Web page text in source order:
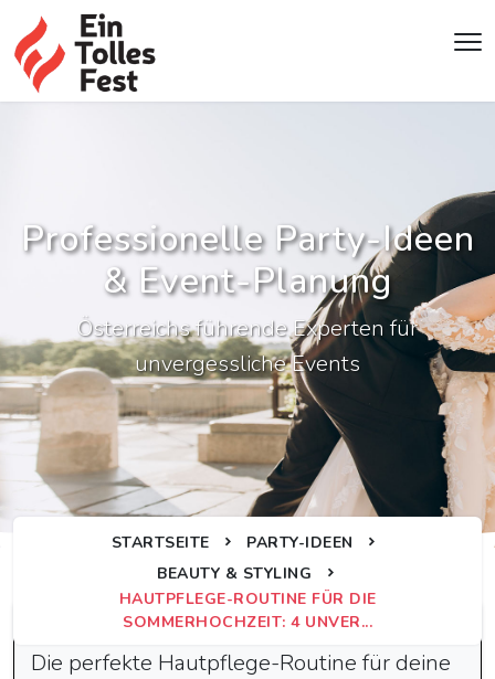
Professionelle Party-Ideen
& Event-Planung
Österreichs führende Experten für
unvergessliche Events
STARTSEITE
PARTY-IDEEN
BEAUTY & STYLING
HAUTPFLEGE-ROUTINE FÜR DIE
SOMMERHOCHZEIT: 4 UNVER...
Schnelle Antwort
Die perfekte Hautpflege-Routine für deine